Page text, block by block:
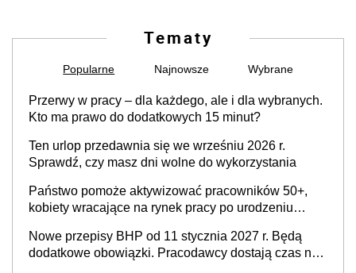
Tematy
Popularne Najnowsze Wybrane
Przerwy w pracy – dla każdego, ale i dla wybranych.
Kto ma prawo do dodatkowych 15 minut?
Ten urlop przedawnia się we wrześniu 2026 r.
Sprawdź, czy masz dni wolne do wykorzystania
Państwo pomoże aktywizować pracowników 50+,
kobiety wracające na rynek pracy po urodzeniu
neuroatypowe. Powstanie Fundusz na rzecz
Inkluzywności w Zatrudnianiu?
Nowe przepisy BHP od 11 stycznia 2027 r. Będą
dodatkowe obowiązki. Pracodawcy dostają czas na